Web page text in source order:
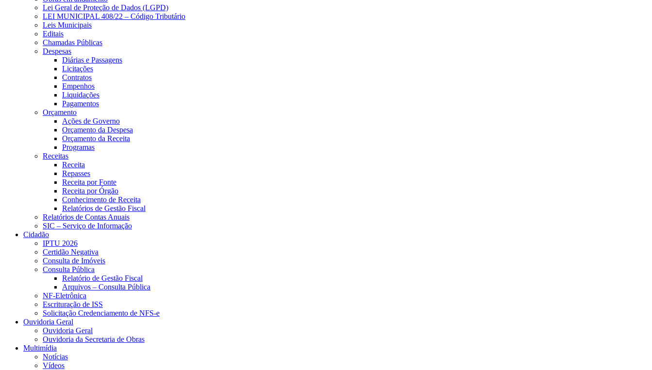
Lei Geral de Proteção de Dados (LGPD)
LEI MUNICIPAL 408/22 – Código Tributário
Leis Municipais
Editais
Chamadas Públicas
Despesas
Diárias e Passagens
Licitações
Contratos
Empenhos
Liquidações
Pagamentos
Orçamento
Ações de Governo
Orçamento da Despesa
Orçamento da Receita
Programas
Receitas
Receita
Repasses
Receita por Fonte
Receita por Órgão
Conhecimento de Receita
Relatórios de Gestão Fiscal
Relatórios de Contas Anuais
SIC – Serviço de Informação
Cidadão
IPTU 2026
Certidão Negativa
Consulta de Imóveis
Consulta Pública
Relatório de Gestão Fiscal
Arquivos – Consulta Pública
NF-Eletrônica
Escrituração de ISS
Solicitação Credenciamento de NFS-e
Ouvidoria Geral
Ouvidoria Geral
Ouvidoria da Secretaria de Obras
Multimídia
Notícias
Vídeos